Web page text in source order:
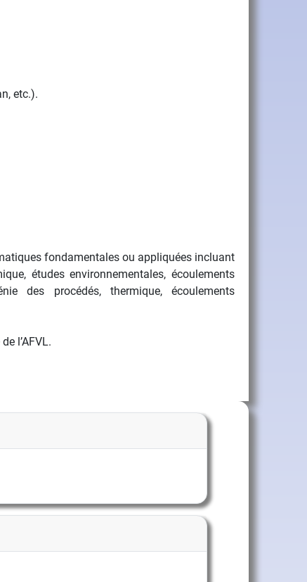
etc.).
fondamentales ou appliquées incluant
études environnementales, écoulements
des procédés, thermique, écoulements
l’AFVL.